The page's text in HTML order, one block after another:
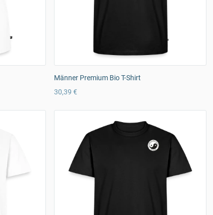
Männer Premium Bio T-Shirt
30,39 €